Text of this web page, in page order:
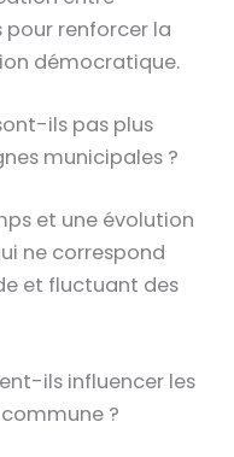
pour renforcer la
démocratique.
ils pas plus
municipales ?
et une évolution
ne correspond
et fluctuant des
ils influencer les
?